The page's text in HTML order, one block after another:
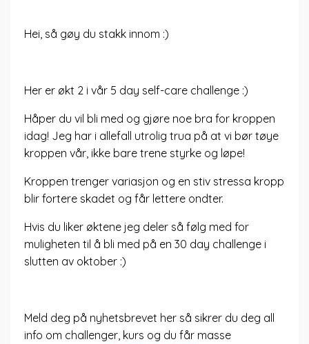
Hei, så gøy du stakk innom :)
Her er økt 2 i vår 5 day self-care challenge :)
Håper du vil bli med og gjøre noe bra for kroppen
idag! Jeg har i allefall utrolig trua på at vi bør tøye
kroppen vår, ikke bare trene styrke og løpe!
Kroppen trenger variasjon og en stiv stressa kropp
blir fortere skadet og får lettere ondter.
Hvis du liker øktene jeg deler så følg med for
muligheten til å bli med på en 30 day challenge i
slutten av oktober :)
Meld deg på nyhetsbrevet her så sikrer du deg all
info om challenger, kurs og du får masse